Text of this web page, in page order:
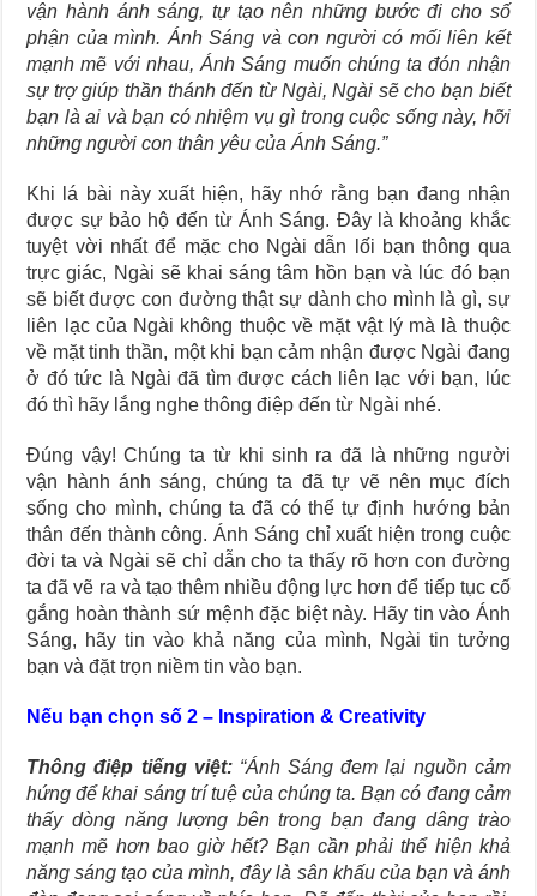
vận hành ánh sáng, tự tạo nên những bước đi cho số
phận của mình. Ánh Sáng và con người có mối liên kết
mạnh mẽ với nhau, Ánh Sáng muốn chúng ta đón nhận
sự trợ giúp thần thánh đến từ Ngài, Ngài sẽ cho bạn biết
bạn là ai và bạn có nhiệm vụ gì trong cuộc sống này, hỡi
những người con thân yêu của Ánh Sáng.”
Khi lá bài này xuất hiện, hãy nhớ rằng bạn đang nhận
được sự bảo hộ đến từ Ánh Sáng. Đây là khoảng khắc
tuyệt vời nhất để mặc cho Ngài dẫn lối bạn thông qua
trực giác, Ngài sẽ khai sáng tâm hồn bạn và lúc đó bạn
sẽ biết được con đường thật sự dành cho mình là gì, sự
liên lạc của Ngài không thuộc về mặt vật lý mà là thuộc
về mặt tinh thần, một khi bạn cảm nhận được Ngài đang
ở đó tức là Ngài đã tìm được cách liên lạc với bạn, lúc
đó thì hãy lắng nghe thông điệp đến từ Ngài nhé.
Đúng vậy! Chúng ta từ khi sinh ra đã là những người
vận hành ánh sáng, chúng ta đã tự vẽ nên mục đích
sống cho mình, chúng ta đã có thể tự định hướng bản
thân đến thành công. Ánh Sáng chỉ xuất hiện trong cuộc
đời ta và Ngài sẽ chỉ dẫn cho ta thấy rõ hơn con đường
ta đã vẽ ra và tạo thêm nhiều động lực hơn để tiếp tục cố
gắng hoàn thành sứ mệnh đặc biệt này. Hãy tin vào Ánh
Sáng, hãy tin vào khả năng của mình, Ngài tin tưởng
bạn và đặt trọn niềm tin vào bạn.
Nếu bạn chọn số 2 – Inspiration & Creativity
Thông điệp tiếng việt:“Ánh Sáng đem lại nguồn cảm
hứng để khai sáng trí tuệ của chúng ta. Bạn có đang cảm
thấy dòng năng lượng bên trong bạn đang dâng trào
mạnh mẽ hơn bao giờ hết? Bạn cần phải thể hiện khả
năng sáng tạo của mình, đây là sân khấu của bạn và ánh